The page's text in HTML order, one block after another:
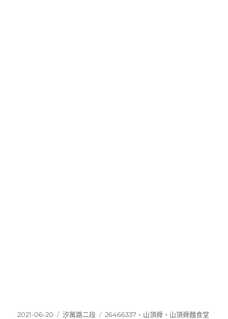
發
2021-06-20
分
汐萬路二段
標
26466337 、 山頂舜 、 山頂舜麵食堂